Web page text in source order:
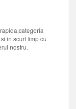
in scurt timp cu
nostru.